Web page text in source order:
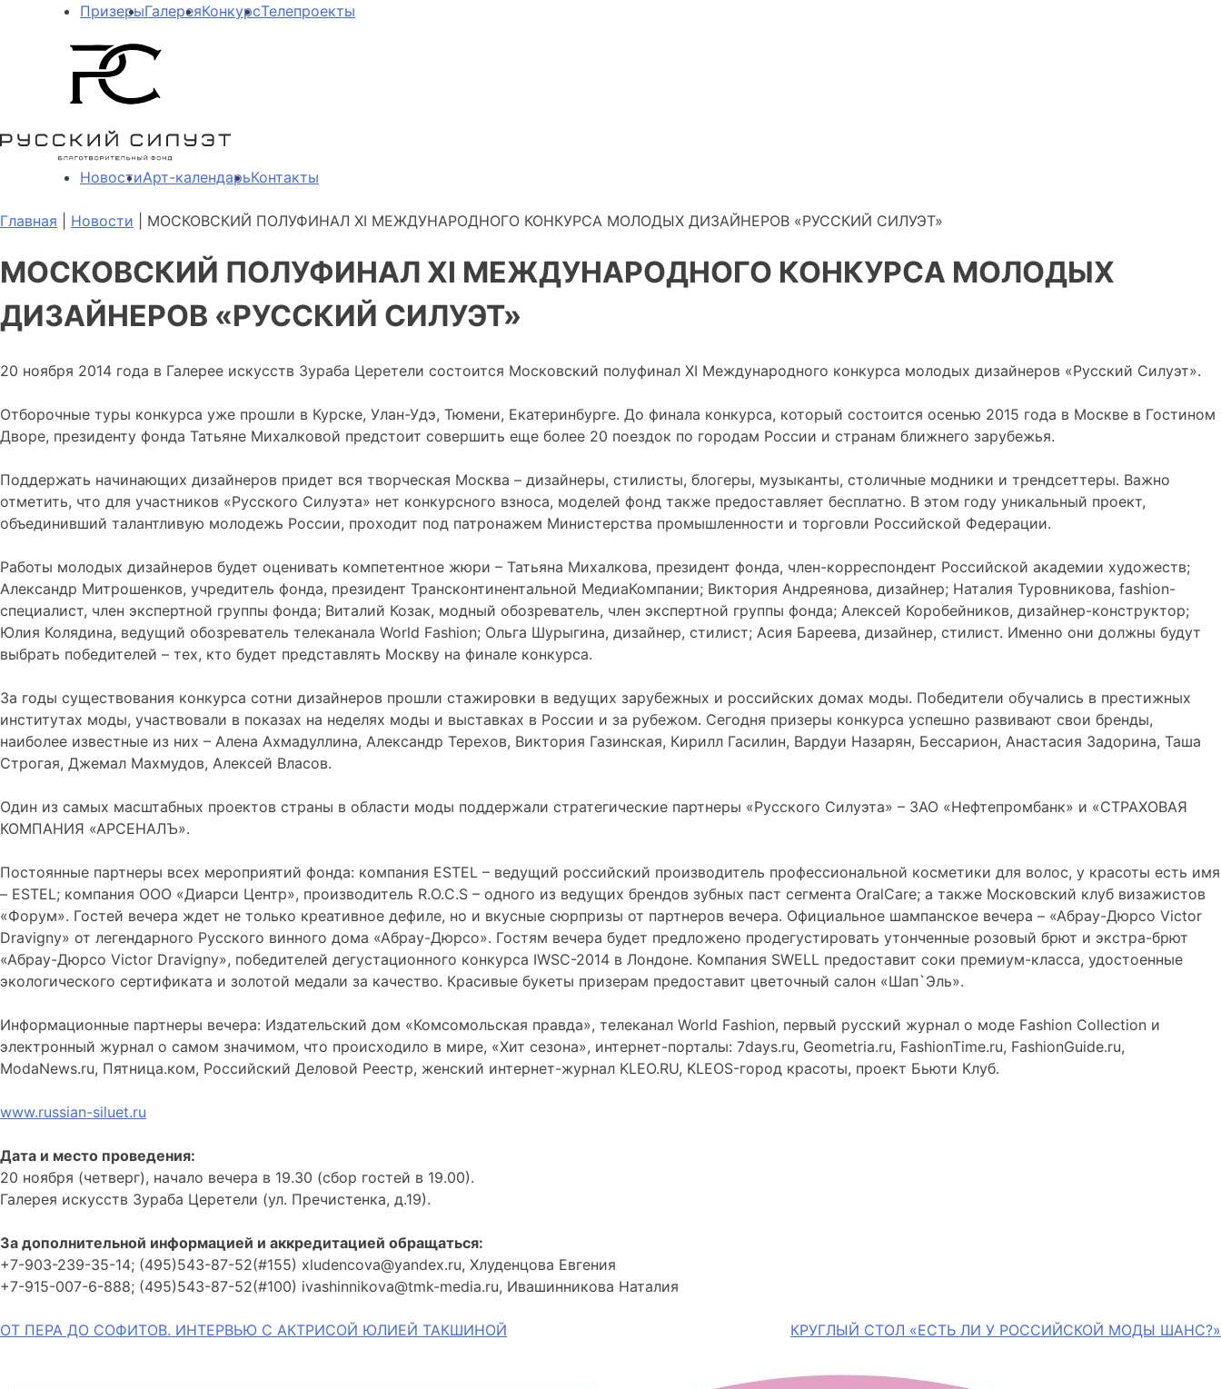
ПризерыГалереяКонкурсТелепроекты
НовостиАрт-календарьКонтакты
Главная Новости | МОСКОВСКИЙ ПОЛУФИНАЛ XI МЕЖДУНАРОДНОГО КОНКУРСА МОЛОДЫХ ДИЗАЙНЕРОВ «РУССКИЙ СИЛУЭТ»
МОСКОВСКИЙ ПОЛУФИНАЛ XI МЕЖДУНАРОДНОГО КОНКУРСА МОЛОДЫХ
ДИЗАЙНЕРОВ «РУССКИЙ СИЛУЭТ»
20 ноября 2014 года в Галерее искусств Зураба Церетели состоится Московский полуфинал XI Международного конкурса молодых дизайнеров «Русский Силуэт».
Отборочные туры конкурса уже прошли в Курске, Улан-Удэ, Тюмени, Екатеринбурге. До финала конкурса, который состоится осенью 2015 года в Москве в Гостином
Дворе, президенту фонда Татьяне Михалковой предстоит совершить еще более 20 поездок по городам России и странам ближнего зарубежья.
Поддержать начинающих дизайнеров придет вся творческая Москва – дизайнеры, стилисты, блогеры, музыканты, столичные модники и трендсеттеры. Важно
отметить, что для участников «Русского Силуэта» нет конкурсного взноса, моделей фонд также предоставляет бесплатно. В этом году уникальный проект,
объединивший талантливую молодежь России, проходит под патронажем Министерства промышленности и торговли Российской Федерации.
Работы молодых дизайнеров будет оценивать компетентное жюри – Татьяна Михалкова, президент фонда, член-корреспондент Российской академии художеств;
Александр Митрошенков, учредитель фонда, президент Трансконтинентальной МедиаКомпании; Виктория Андреянова, дизайнер; Наталия Туровникова, fashion-
специалист, член экспертной группы фонда; Виталий Козак, модный обозреватель, член экспертной группы фонда; Алексей Коробейников, дизайнер-конструктор;
Юлия Колядина, ведущий обозреватель телеканала World Fashion; Ольга Шурыгина, дизайнер, стилист; Асия Бареева, дизайнер, стилист. Именно они должны будут
выбрать победителей – тех, кто будет представлять Москву на финале конкурса.
За годы существования конкурса сотни дизайнеров прошли стажировки в ведущих зарубежных и российских домах моды. Победители обучались в престижных
институтах моды, участвовали в показах на неделях моды и выставках в России и за рубежом. Сегодня призеры конкурса успешно развивают свои бренды,
наиболее известные из них – Алена Ахмадуллина, Александр Терехов, Виктория Газинская, Кирилл Гасилин, Вардуи Назарян, Бессарион, Анастасия Задорина, Таша
Строгая, Джемал Махмудов, Алексей Власов.
Один из самых масштабных проектов страны в области моды поддержали стратегические партнеры «Русского Силуэта» – ЗАО «Нефтепромбанк» и «СТРАХОВАЯ
КОМПАНИЯ «АРСЕНАЛЪ».
Постоянные партнеры всех мероприятий фонда: компания ESTEL – ведущий российский производитель профессиональной косметики для волос, у красоты есть имя
– ESTEL; компания ООО «Диарси Центр», производитель R.O.C.S – одного из ведущих брендов зубных паст сегмента OralCare; а также Московский клуб визажистов
«Форум». Гостей вечера ждет не только креативное дефиле, но и вкусные сюрпризы от партнеров вечера. Официальное шампанское вечера – «Абрау-Дюрсо Victor
Dravigny» от легендарного Русского винного дома «Абрау-Дюрсо». Гостям вечера будет предложено продегустировать утонченные розовый брют и экстра-брют
«Абрау-Дюрсо Victor Dravigny», победителей дегустационного конкурса IWSC-2014 в Лондоне. Компания SWELL предоставит соки премиум-класса, удостоенные
экологического сертификата и золотой медали за качество. Красивые букеты призерам предоставит цветочный салон «Шап`Эль».
Информационные партнеры вечера: Издательский дом «Комсомольская правда», телеканал World Fashion, первый русский журнал о моде Fashion Collection и
электронный журнал о самом значимом, что происходило в мире, «Хит сезона», интернет-порталы: 7days.ru, Geometria.ru, FashionTime.ru, FashionGuide.ru,
ModaNews.ru, Пятница.ком, Российский Деловой Реестр, женский интернет-журнал KLEO.RU, KLEOS-город красоты, проект Бьюти Клуб.
www.russian-siluet.ru
Дата и место проведения:
20 ноября (четверг), начало вечера в 19.30 (сбор гостей в 19.00).
Галерея искусств Зураба Церетели (ул. Пречистенка, д.19).
За дополнительной информацией и аккредитацией обращаться:
+7-903-239-35-14; (495)543-87-52(#155) xludencova@yandex.ru, Хлуденцова Евгения
+7-915-007-6-888; (495)543-87-52(#100) ivashinnikova@tmk-media.ru, Ивашинникова Наталия
Навигация
ОТ ПЕРА ДО СОФИТОВ. ИНТЕРВЬЮ С АКТРИСОЙ ЮЛИЕЙ ТАКШИНОЙ КРУГЛЫЙ СТОЛ «ЕСТЬ ЛИ У РОССИЙСКОЙ МОДЫ ШАНС?»